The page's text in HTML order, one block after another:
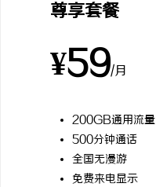
尊享套餐
¥59/月
200GB通用流量
500分钟通话
全国无漫游
免费来电显示